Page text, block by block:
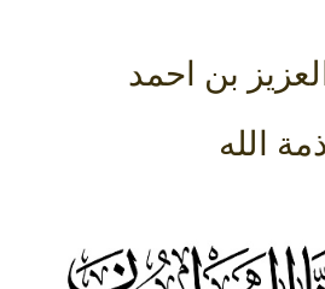
بن احمد
الله